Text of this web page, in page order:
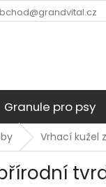
Granule pro psy
Vrhací kužel